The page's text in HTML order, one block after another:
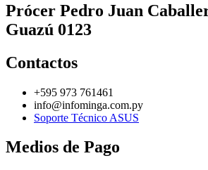
Prócer Pedro Juan
Guazú 0123
Contactos
+595 973 761461
info@infominga.com.py
Soporte Técnico ASUS
Medios de Pago